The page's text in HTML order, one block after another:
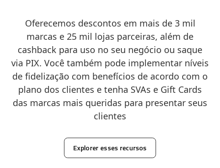
Oferecemos descontos em mais de 3 mil
marcas e 25 mil lojas parceiras, além de
cashback para uso no seu negócio ou saque
via PIX. Você também pode implementar níveis
de fidelização com benefícios de acordo com o
plano dos clientes e tenha SVAs e Gift Cards
das marcas mais queridas para presentar seus
clientes
Explorer esses recursos